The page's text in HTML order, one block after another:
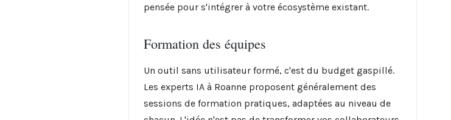
pensée pour s'intégrer à votre écosystème existant.
Formation des équipes
Un outil sans utilisateur formé, c'est du budget gaspillé.
Les experts IA à Roanne proposent généralement des
sessions de formation pratiques, adaptées au niveau de